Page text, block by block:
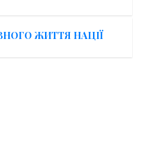
ЖИТТЯ НАЦІЇ